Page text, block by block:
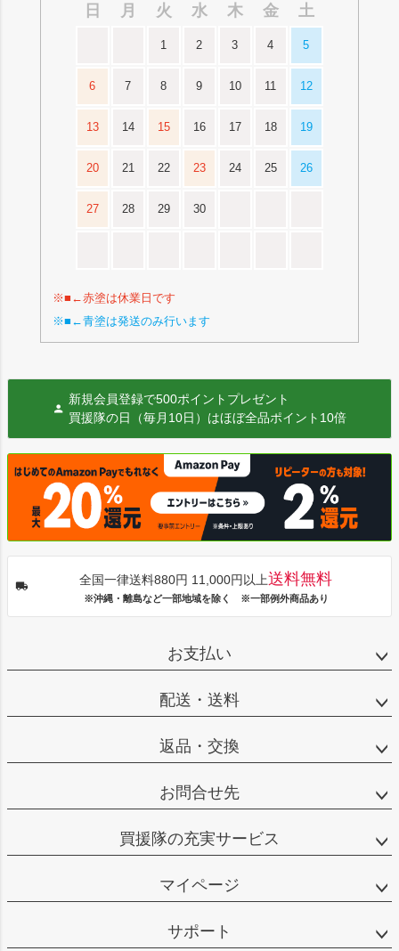
日
月 火 水 木 金 土
1 2 3 4 5
6 7 8 9 10 11 12
13 14 15 16 17 18 19
20 21 22 23 24 25 26
27 28 29 30
※■←赤塗は休業日です
※■←青塗は発送のみ行います
新規会員登録で500ポイントプレゼント
買援隊の日（毎月10日）はほぼ全品ポイント10倍
全国一律送料880円 11,000円以上送料無料
※沖縄・離島など一部地域を除く ※一部例外商品あり
お支払い
配送・送料
返品・交換
お問合せ先
買援隊の充実サービス
マイページ
サポート